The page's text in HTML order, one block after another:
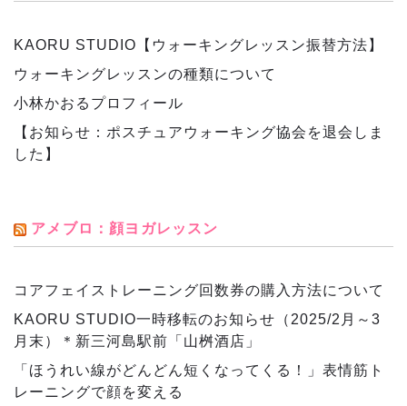
KAORU STUDIO【ウォーキングレッスン振替方法】
ウォーキングレッスンの種類について
小林かおるプロフィール
【お知らせ：ポスチュアウォーキング協会を退会しま
した】
アメブロ：顔ヨガレッスン
コアフェイストレーニング回数券の購入方法について
KAORU STUDIO一時移転のお知らせ（2025/2月～3
月末）＊新三河島駅前「山桝酒店」
「ほうれい線がどんどん短くなってくる！」表情筋ト
レーニングで顔を変える